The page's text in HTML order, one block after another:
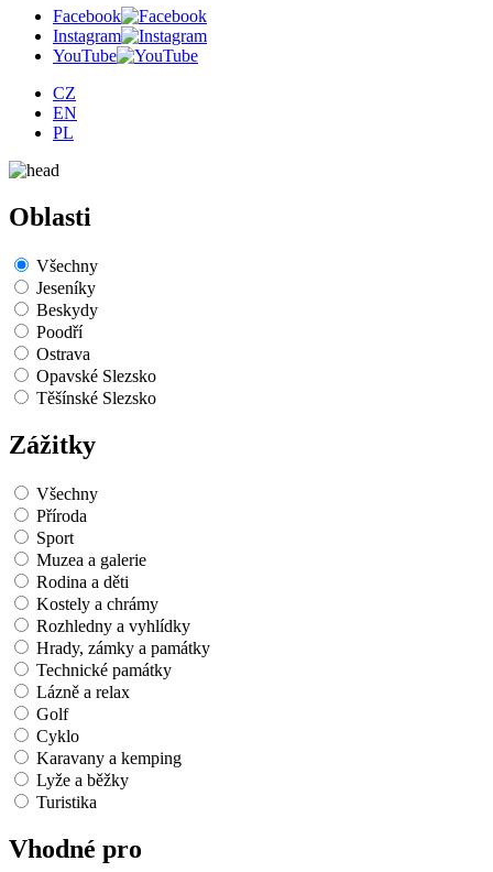
Facebook
Instagram
YouTube
CZ
EN
PL
Oblasti
Všechny
Jeseníky
Beskydy
Poodří
Ostrava
Opavské Slezsko
Těšínské Slezsko
Zážitky
Všechny
Příroda
Sport
Muzea a galerie
Rodina a děti
Kostely a chrámy
Rozhledny a vyhlídky
Hrady, zámky a památky
Technické památky
Lázně a relax
Golf
Cyklo
Karavany a kemping
Lyže a běžky
Turistika
Vhodné pro